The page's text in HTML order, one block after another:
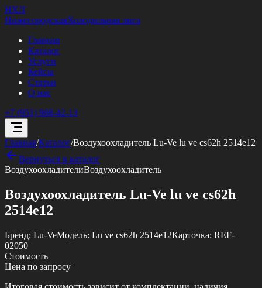
НХЛ
НижегородскаяХолодильная лига
Главная
Каталог
Услуги
Кейсы
Статьи
О нас
+7 (951) 908-42-13
Главная/Каталог/Воздухоохладитель Lu-Ve lu ve cs62h 2514e12
Вернуться в каталог
ВоздухоохладителиВоздухоохладитель
Воздухоохладитель Lu-Ve lu ve cs62h
2514e12
Бренд: Lu-VeМодель: Lu ve cs62h 2514e12Карточка: REF-
02050
Стоимость
Цена по запросу